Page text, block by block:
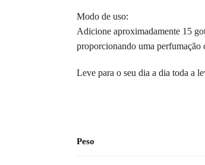
Modo de uso:
Adicione aproximadamente 15
proporcionando uma perfumação
Leve para o seu dia a dia toda a
Peso